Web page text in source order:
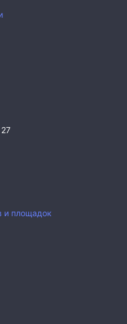
и площадок